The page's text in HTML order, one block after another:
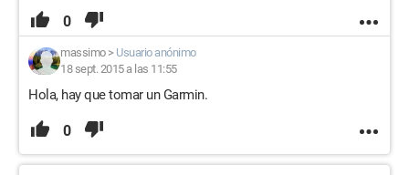
0
massimo> Usuario anónimo
18 sept. 2015 a las 11:55
Hola, hay que tomar un Garmin.
0